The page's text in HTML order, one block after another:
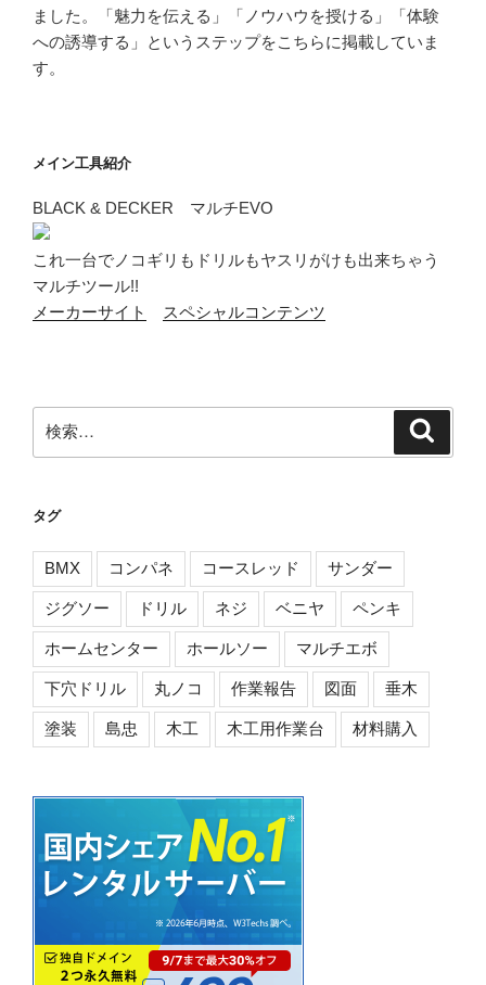
ました。「魅力を伝える」「ノウハウを授ける」「体験
への誘導する」というステップをこちらに掲載していま
す。
メイン工具紹介
BLACK & DECKER マルチEVO
これ一台でノコギリもドリルもヤスリがけも出来ちゃう
マルチツール!!
メーカーサイト
スペシャルコンテンツ
索:
タグ
BMX コンパネ コースレッド サンダー
ジグソー ドリル ネジ ベニヤ ペンキ
ホームセンター ホールソー マルチエボ
下穴ドリル 丸ノコ 作業報告 図面 垂木
塗装 島忠 木工 木工用作業台 材料購入